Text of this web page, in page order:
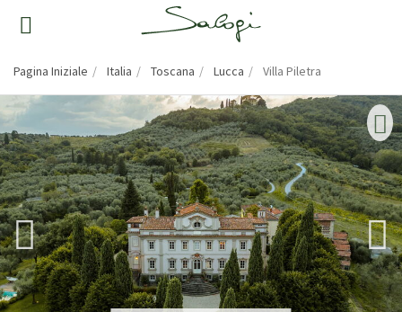
Pagina Iniziale Italia Toscana Lucca Villa Piletra